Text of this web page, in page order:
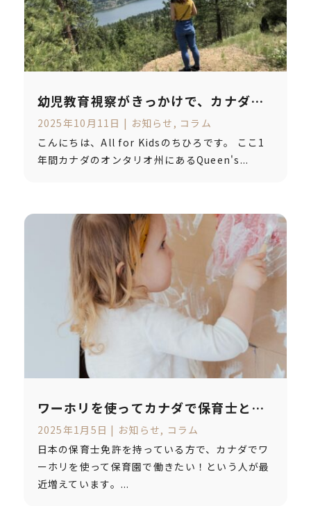
幼児教育視察がきっかけで、カナダで
保育士を目指す｜夢の実現と永住権ま
での軌跡
2025年10月11日 | お知らせ , コラム
こんにちは、All for Kidsのちひろです。 ここ1
年間カナダのオンタリオ州にあるQueen's...
ワーホリを使ってカナダで保育士とし
て(自分に合った園で)働く方法～BC州
編～
2025年1月5日 | お知らせ, コラム
日本の保育士免許を持っている方で、カナダでワ
ーホリを使って保育園で働きたい！という人が最
近増えています。...